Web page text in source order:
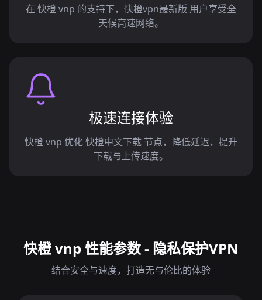
在 快橙 vnp 的支持下，快橙vpn最新版 用户享受全
天候高速网络。
极速连接体验
快橙 vnp 优化 快橙中文下载 节点，降低延迟，提升
下载与上传速度。
快橙 vnp 性能参数 - 隐私保护VPN
结合安全与速度，打造无与伦比的体验